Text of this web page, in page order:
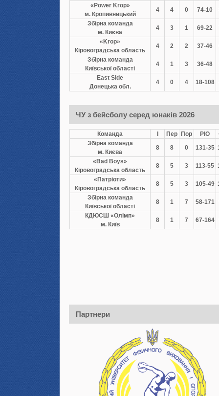
«Power Krop»
м. Кропивницький
4 4 0 74-10
Збірна команда
м. Києва
4 3 1 69-22
«Krop»
Кіровоградська область
4 2 2 37-46
Збірна команда
Київської області
4 1 3 36-48
East Side
Донецька обл.
4 0 4 18-108
ЧУ з бейсболу серед юнаків 2026
Команда Пер Пор РІО
Збірна команда
м. Києва
8 8 0 131-35
«Bad Boys»
Кіровоградська область
8 5 3 113-55
«Патріоти»
Кіровоградська область
8 5 3 105-49
Збірна команда
Київської області
8 1 7 58-171
КДЮСШ «Олімп»
м. Київ
8 1 7 67-164
Партнери